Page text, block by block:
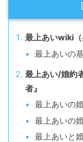
最上あいwiki（
最上あいの
最上あい/婚約
者』
最上あいの
最上あいの
最上あいと